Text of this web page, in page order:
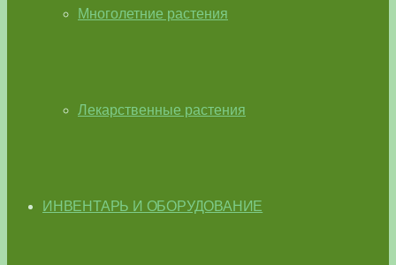
Многолетние растения
Лекарственные растения
ИНВЕНТАРЬ И ОБОРУДОВАНИЕ